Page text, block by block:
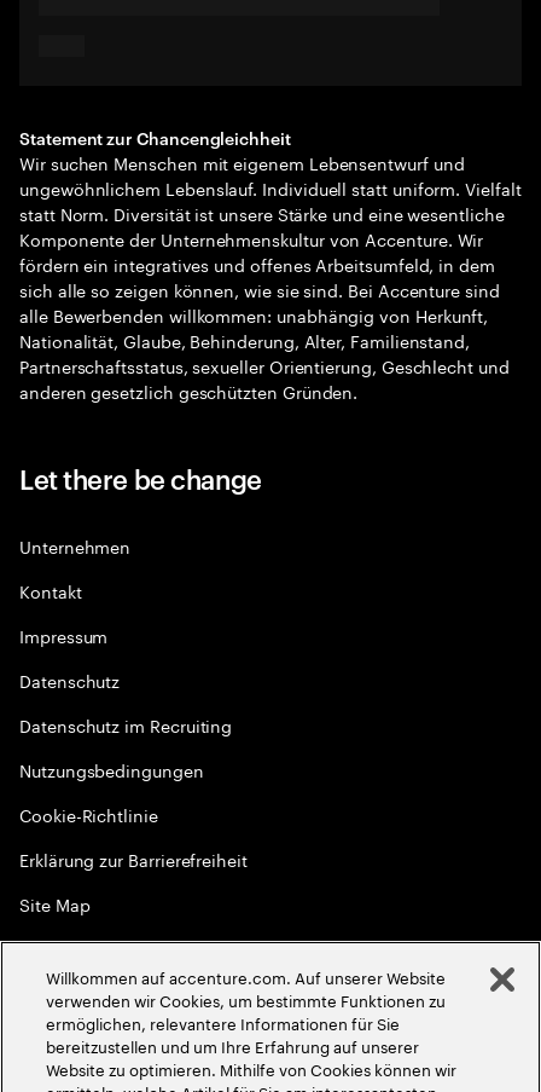
Statement zur Chancengleichheit
Wir suchen Menschen mit eigenem Lebensentwurf und
ungewöhnlichem Lebenslauf. Individuell statt uniform. Vielfalt
statt Norm. Diversität ist unsere Stärke und eine wesentliche
Komponente der Unternehmenskultur von Accenture. Wir
fördern ein integratives und offenes Arbeitsumfeld, in dem
sich alle so zeigen können, wie sie sind. Bei Accenture sind
alle Bewerbenden willkommen: unabhängig von Herkunft,
Nationalität, Glaube, Behinderung, Alter, Familienstand,
Partnerschaftsstatus, sexueller Orientierung, Geschlecht und
anderen gesetzlich geschützten Gründen.
Let there be change
Unternehmen
Kontakt
Impressum
Datenschutz
Datenschutz im Recruiting
Nutzungsbedingungen
Cookie-Richtlinie
Erklärung zur Barrierefreiheit
Site Map
Globale Meritokratie
2026Accenture. Alle Rechte vorbehalten
Willkommen auf accenture.com. Auf unserer Website
verwenden wir Cookies, um bestimmte Funktionen zu
ermöglichen, relevantere Informationen für Sie
bereitzustellen und um Ihre Erfahrung auf unserer
Website zu optimieren. Mithilfe von Cookies können wir